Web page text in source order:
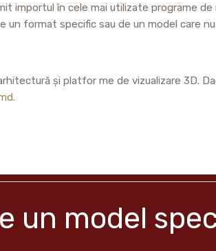
importul în cele mai utilizate programe
un format specific sau de un model care
și platfor me de vizualizare 3D.
.
un model